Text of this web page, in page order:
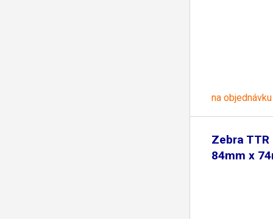
na objednávku
Zebra
84mm x